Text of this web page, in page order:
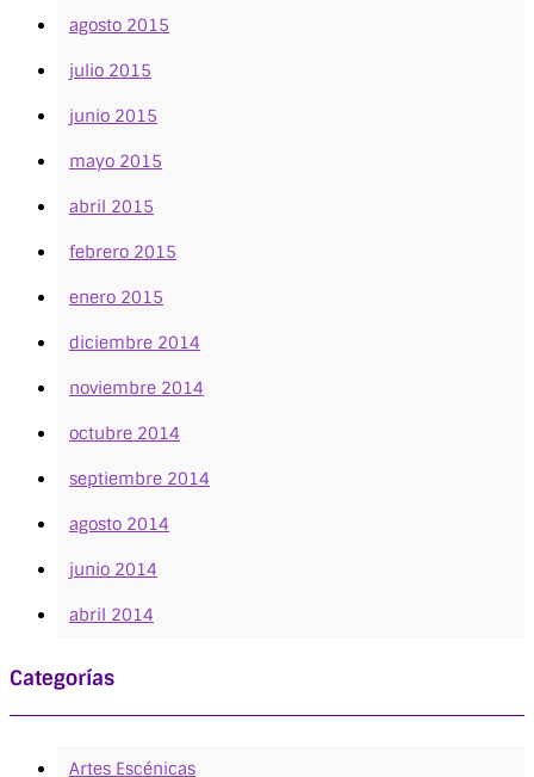
agosto 2015
julio 2015
junio 2015
mayo 2015
abril 2015
febrero 2015
enero 2015
diciembre 2014
noviembre 2014
octubre 2014
septiembre 2014
agosto 2014
junio 2014
abril 2014
Categorías
Artes Escénicas